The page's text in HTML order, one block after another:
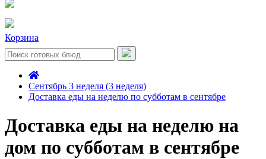
Корзина
Сентябрь 3 неделя (3 неделя)
Доставка еды на неделю по субботам в сентябре
Доставка еды на неделю на
дом по субботам в сентябре